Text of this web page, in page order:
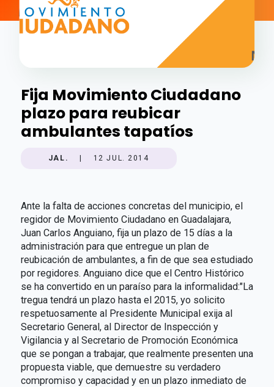
Fija Movimiento Ciudadano
plazo para reubicar
ambulantes tapatíos
JAL. 12 JUL. 2014
Ante la falta de acciones concretas del municipio, el
regidor de Movimiento Ciudadano en Guadalajara,
Juan Carlos Anguiano, fija un plazo de 15 días a la
administración para que entregue un plan de
reubicación de ambulantes, a fin de que sea estudiado
por regidores. Anguiano dice que el Centro Histórico
se ha convertido en un paraíso para la informalidad:"La
tregua tendrá un plazo hasta el 2015, yo solicito
respetuosamente al Presidente Municipal exija al
Secretario General, al Director de Inspección y
Vigilancia y al Secretario de Promoción Económica
que se pongan a trabajar, que realmente presenten una
propuesta viable, que demuestre su verdadero
compromiso y capacidad y en un plazo inmediato de